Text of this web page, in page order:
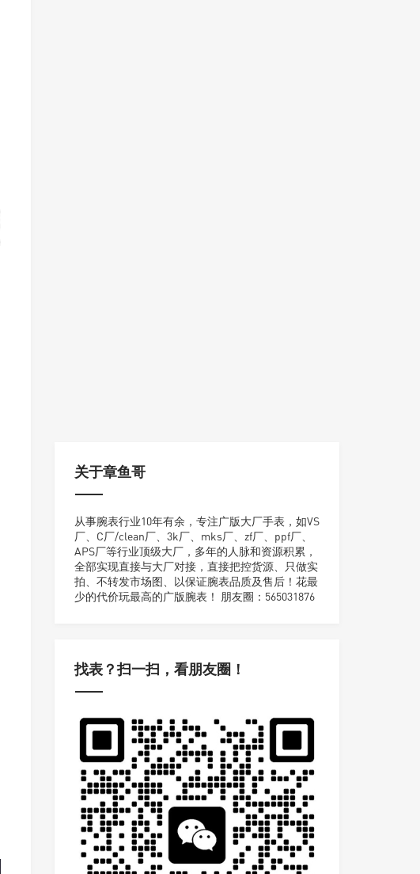
关于章鱼哥
从事腕表行业10年有余，专注广版大厂手表，如VS
厂、C厂/clean厂、3k厂、mks厂、zf厂、ppf厂、
APS厂等行业顶级大厂，多年的人脉和资源积累，
全部实现直接与大厂对接，直接把控货源、只做实
拍、不转发市场图、以保证腕表品质及售后！花最
少的代价玩最高的广版腕表！ 朋友圈：565031876
找表？扫一扫，看朋友圈！